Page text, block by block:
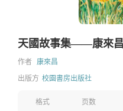
天國故事集——康來昌
作者 康來昌
出版方 校園書房出版社
格式 页数